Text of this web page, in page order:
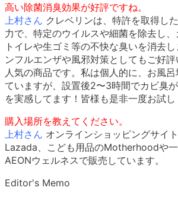
高い除菌消臭効果が好評ですね。
上村さん クレベリンは、特許を取得し
力で、特定のウイルスや細菌を除去し、
トイレや生ゴミ等の不快な臭いを消去
ンフルエンザや風邪対策としてもご好
人気の商品です。私は個人的に、お風
ていますが、設置後2〜3時間でカビ臭
を実感してます！皆様も是非一度お試し
購入場所を教えてください。
上村さん オンラインショッピングサイト
Lazada、こども用品のMotherhoodや
AEONウェルネスで販売しています。
Editor's Memo